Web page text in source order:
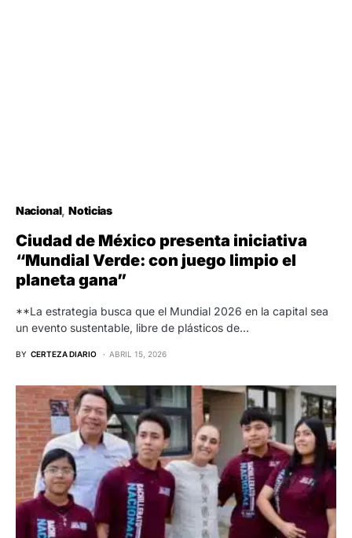
Nacional Noticias
Ciudad de México presenta iniciativa
“Mundial Verde: con juego limpio el
planeta gana”
**La estrategia busca que el Mundial 2026 en la capital sea
un evento sustentable, libre de plásticos de…
BY CERTEZA DIARIO ABRIL 15, 2026